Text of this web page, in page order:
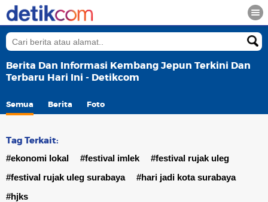
Berita Dan Informasi Kembang Jepun Terkini Dan
Terbaru Hari Ini - Detikcom
Semua Berita Foto
Tag Terkait:
#ekonomi lokal #festival imlek
#festival rujak uleg
#festival rujak uleg surabaya
#hari jadi kota surabaya
#hjks